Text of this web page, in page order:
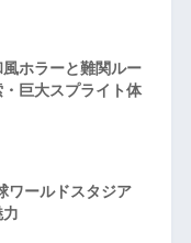
ホラーと難関ルー
巨大スプライト体
ワールドスタジア